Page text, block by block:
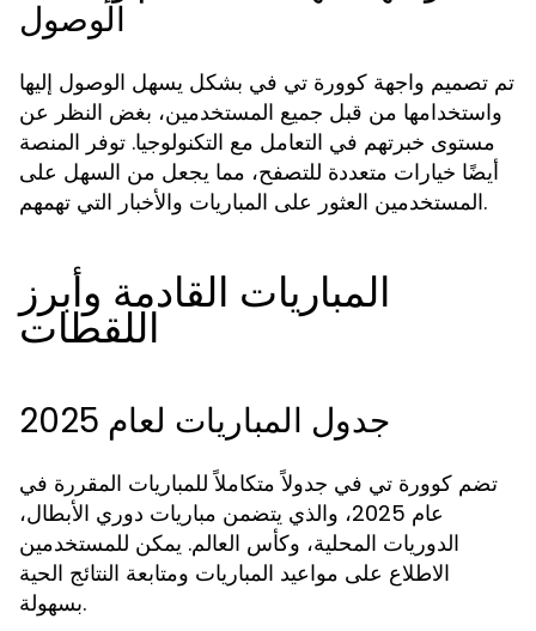
الوصول
تم تصميم واجهة كوورة تي في بشكل يسهل الوصول إليها
واستخدامها من قبل جميع المستخدمين، بغض النظر عن
مستوى خبرتهم في التعامل مع التكنولوجيا. توفر المنصة
أيضًا خيارات متعددة للتصفح، مما يجعل من السهل على
المستخدمين العثور على المباريات والأخبار التي تهمهم.
المباريات القادمة وأبرز
اللقطات
جدول المباريات لعام 2025
تضم كوورة تي في جدولاً متكاملاً للمباريات المقررة في
عام 2025، والذي يتضمن مباريات دوري الأبطال،
الدوريات المحلية، وكأس العالم. يمكن للمستخدمين
الاطلاع على مواعيد المباريات ومتابعة النتائج الحية
بسهولة.